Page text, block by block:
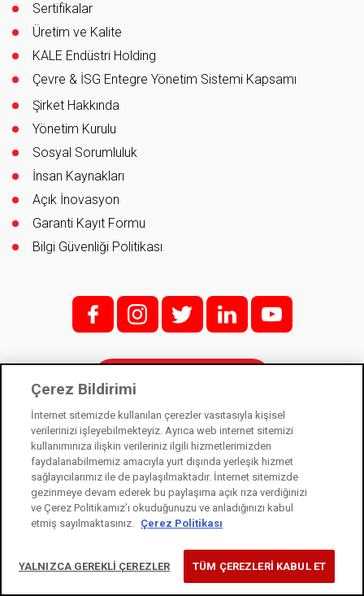
Sertifikalar
Üretim ve Kalite
KALE Endüstri Holding
Çevre & İSG Entegre Yönetim Sistemi Kapsamı
Şirket Hakkında
Yönetim Kurulu
Sosyal Sorumluluk
İnsan Kaynakları
Açık İnovasyon
Garanti Kayıt Formu
Bilgi Güvenliği Politikası
f; i; t l y
Kale Kilit bir Kale Endüstri Holding kuruluşudur. © 2021
Kişisel Verilerin Korunması Kanunu
Bilgi Toplumu Hizmetleri
Çerez Kullanım Bildirimi
Çerez Bildirimi
İnternet sitemizde kullanılan çerezler vasıtasıyla kişisel
verilerinizi işleyebilmekteyiz. Ayrıca web internet sitemizi
kullanımınıza ilişkin verileriniz ilgili hizmetlerimizden
faydalanabilmemiz amacıyla yurt dışında yerleşik hizmet
sağlayıcılarımız ile de paylaşılmaktadır. İnternet sitemizde
gezinmeye devam ederek bu paylaşıma açık rıza verdiğinizi
ve Çerez Politikamız’ı okuduğunuzu ve anladığınızı kabul
etmiş sayılmaktasınız. Çerez Politikası
YALNIZCA GEREKLİ ÇEREZLER TÜM ÇEREZLERİ KABUL ET